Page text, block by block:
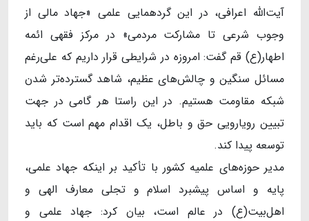
آیت‌الله اعرافی، در این گردهمایی علمی «جهاد مالی از
وجوب شرعی تا مشارکت مردمی» در مرکز فقهی ائمه
اطهار(ع) قم گفت: امروزه در شرایطی قرار داریم که علی‌رغم
مسائل سنگین و چالش‌های عظیم، شاهد گسترده‌تر شدن
شبکه مقاومت هستیم. در این راستا هر گامی در جهت
تبیین رویارویی حق و باطل، یک اقدام مهم است که باید
توسعه پیدا کند.
مدیر حوزه‌های علمیه کشور با تأکید بر اینکه جهاد علمی،
پایه و اساس پیشبرد اسلام و تجلی معارف الهی و
اهل‌بیت(ع) در عالم است، بیان کرد: جهاد علمی و